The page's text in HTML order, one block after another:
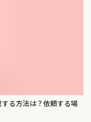
る方法は？依頼する場